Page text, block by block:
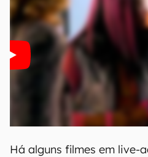
Há alguns filmes em live-